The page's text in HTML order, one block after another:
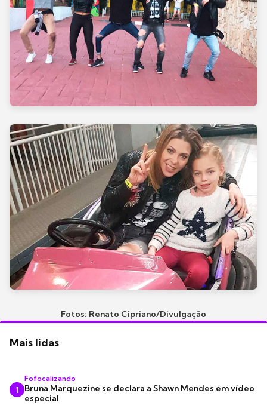
Fotos: Renato Cipriano/Divulgação
Mais lidas
1
Fofocalizando
Bruna Marquezine se declara a Shawn Mendes em vídeo
especial